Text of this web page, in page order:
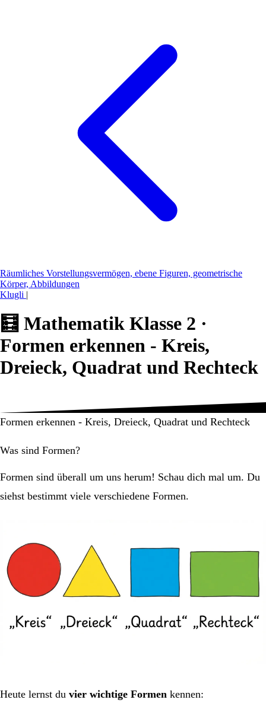
Räumliches Vorstellungsvermögen, ebene Figuren, geometrische
Körper, Abbildungen
Klugli |
🧮 Mathematik Klasse 2 ·
Formen erkennen - Kreis,
Dreieck, Quadrat und Rechteck
Formen erkennen - Kreis, Dreieck, Quadrat und Rechteck
Was sind Formen?
Formen sind überall um uns herum! Schau dich mal um. Du
siehst bestimmt viele verschiedene Formen.
Heute lernst du vier wichtige Formen kennen: